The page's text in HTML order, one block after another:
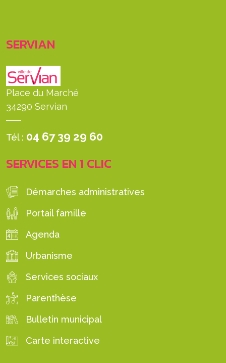
SERVIAN
Place du Marché
34290 Servian
Tél : 04 67 39 29 60
SERVICES EN 1 CLIC
Démarches administratives
Portail famille
Agenda
Urbanisme
Services sociaux
Parenthèse
Bulletin municipal
Carte interactive